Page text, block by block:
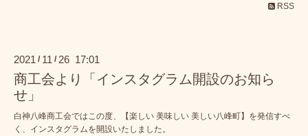
RSS
2021 / 11 / 26 17:01
商工会より「インスタグラム開設のお知ら
せ」
白神八峰商工会ではこの度、【楽しい 美味しい 美しい八峰町】を発信すべ
く、インスタグラムを開設いたしました。